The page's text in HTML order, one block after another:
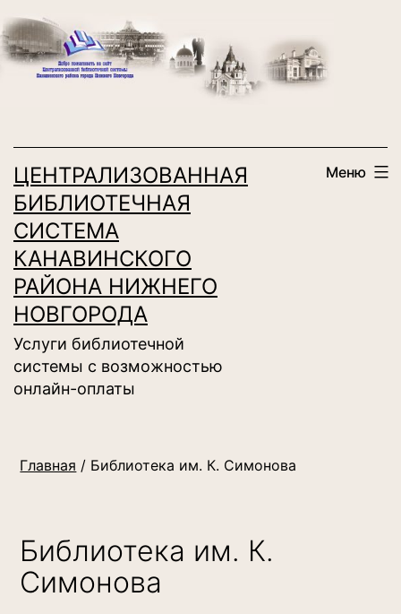
Перейти
к
содержимому
ЦЕНТРАЛИЗОВАННАЯ
БИБЛИОТЕЧНАЯ
СИСТЕМА
КАНАВИНСКОГО
РАЙОНА НИЖНЕГО
НОВГОРОДА
Услуги библиотечной
системы с возможностью
онлайн-оплаты
Меню
Главная / Библиотека им. К. Симонова
Библиотека им. К.
Симонова